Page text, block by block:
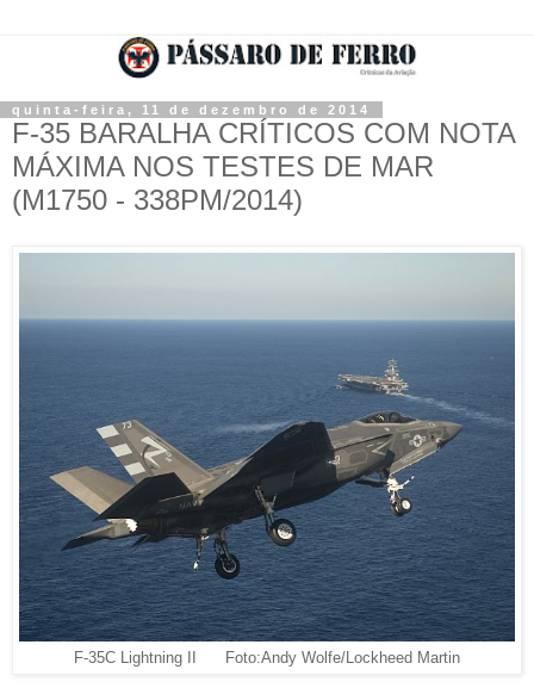
quinta-feira, 11 de dezembro de 2014
F-35 BARALHA CRÍTICOS COM NOTA
MÁXIMA NOS TESTES DE MAR
(M1750 - 338PM/2014)
F-35C Lightning II Foto:Andy Wolfe/Lockheed Martin